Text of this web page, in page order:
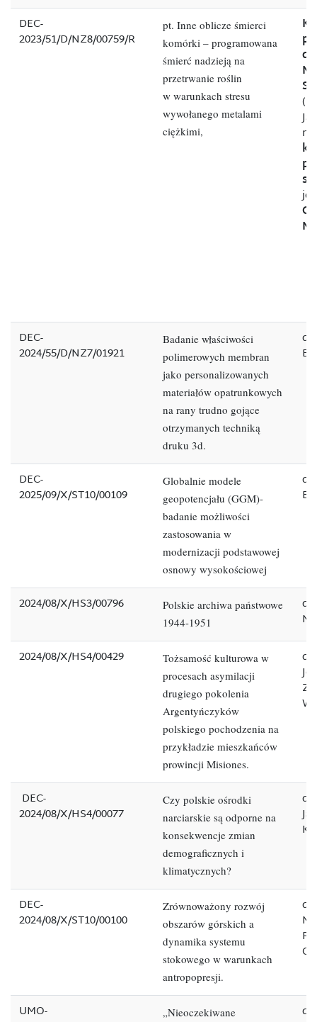
DEC-
2023/51/D/NZ8/00759/R
pt. Inne oblicze śmierci
komórki – programowana
śmierć nadzieją na
przetrwanie roślin
w warunkach stresu
wywołanego metalami
ciężkimi,
dr
DEC-
2024/55/D/NZ7/01921
Badanie właściwości
polimerowych membran
jako personalizowanych
materiałów opatrunkowych
na rany trudno gojące
otrzymanych techniką
druku 3d.
dr
DEC-
2025/09/X/ST10/00109
Globalnie modele
geopotencjału (GGM)-
badanie możliwości
zastosowania w
modernizacji podstawowej
osnowy wysokościowej
dr
2024/08/X/HS3/00796
Polskie archiwa państwowe
1944-1951
dr
2024/08/X/HS4/00429
Tożsamość kulturowa w
procesach asymilacji
drugiego pokolenia
Argentyńczyków
polskiego pochodzenia na
przykładzie mieszkańców
prowincji Misiones.
dr
DEC-
2024/08/X/HS4/00077
Czy polskie ośrodki
narciarskie są odporne na
konsekwencje zmian
demograficznych i
klimatycznych?
dr
DEC-
2024/08/X/ST10/00100
Zrównoważony rozwój
obszarów górskich a
dynamika systemu
stokowego w warunkach
antropopresji.
dr
UMO-
„Nieoczekiwane
dr